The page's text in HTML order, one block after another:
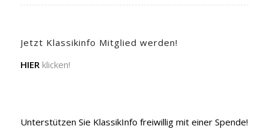
Jetzt Klassikinfo Mitglied werden!
HIER klicken!
Unterstützen Sie KlassikInfo freiwillig mit einer Spende!